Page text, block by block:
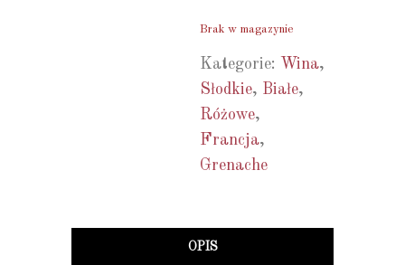
Brak w magazynie
Kategorie: Wina,
Słodkie, Białe,
Różowe,
Francja,
Grenache
OPIS